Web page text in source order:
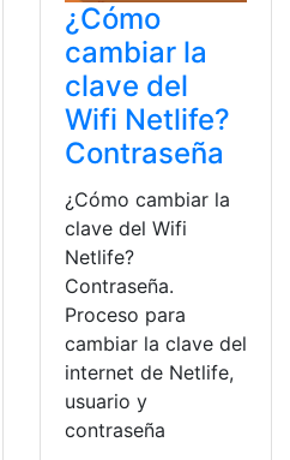
¿Cómo
cambiar la
clave del
Wifi Netlife?
Contraseña
¿Cómo cambiar la
clave del Wifi
Netlife?
Contraseña.
Proceso para
cambiar la clave del
internet de Netlife,
usuario y
contraseña